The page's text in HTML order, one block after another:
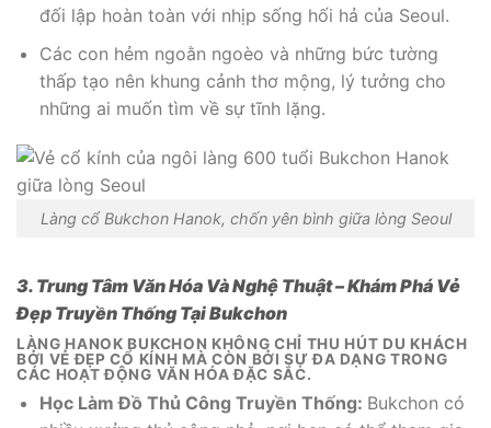
đối lập hoàn toàn với nhịp sống hối hả của Seoul.
Các con hẻm ngoằn ngoèo và những bức tường
thấp tạo nên khung cảnh thơ mộng, lý tưởng cho
những ai muốn tìm về sự tĩnh lặng.
Làng cổ Bukchon Hanok, chốn yên bình giữa lòng Seoul
3. Trung Tâm Văn Hóa Và Nghệ Thuật – Khám Phá Vẻ
Đẹp Truyền Thống Tại Bukchon
LÀNG HANOK BUKCHON KHÔNG CHỈ THU HÚT DU KHÁCH
BỞI VẺ ĐẸP CỔ KÍNH MÀ CÒN BỞI SỰ ĐA DẠNG TRONG
CÁC HOẠT ĐỘNG VĂN HÓA ĐẶC SẮC.
Học Làm Đồ Thủ Công Truyền Thống: Bukchon có